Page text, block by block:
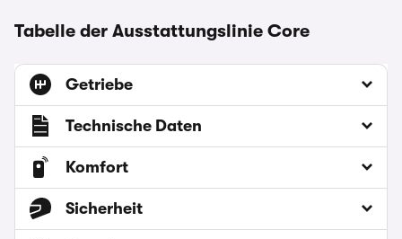
Tabelle der Ausstattungslinie Core
Getriebe
Technische Daten
Komfort
Sicherheit